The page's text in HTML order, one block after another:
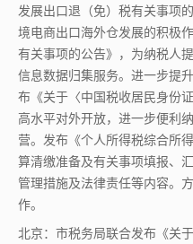
发展出口退（免）税有关事项
境电商出口海外仓发展的积极
有关事项的公告》，为纳税人
信息数据归集服务。进一步提
布《关于〈中国税收居民身份
高水平对外开放，进一步便利
营。发布《个人所得税综合所
算清缴准备及有关事项填报、
管理措施及法律责任等内容。
作。
北京：市税务局联合发布《关